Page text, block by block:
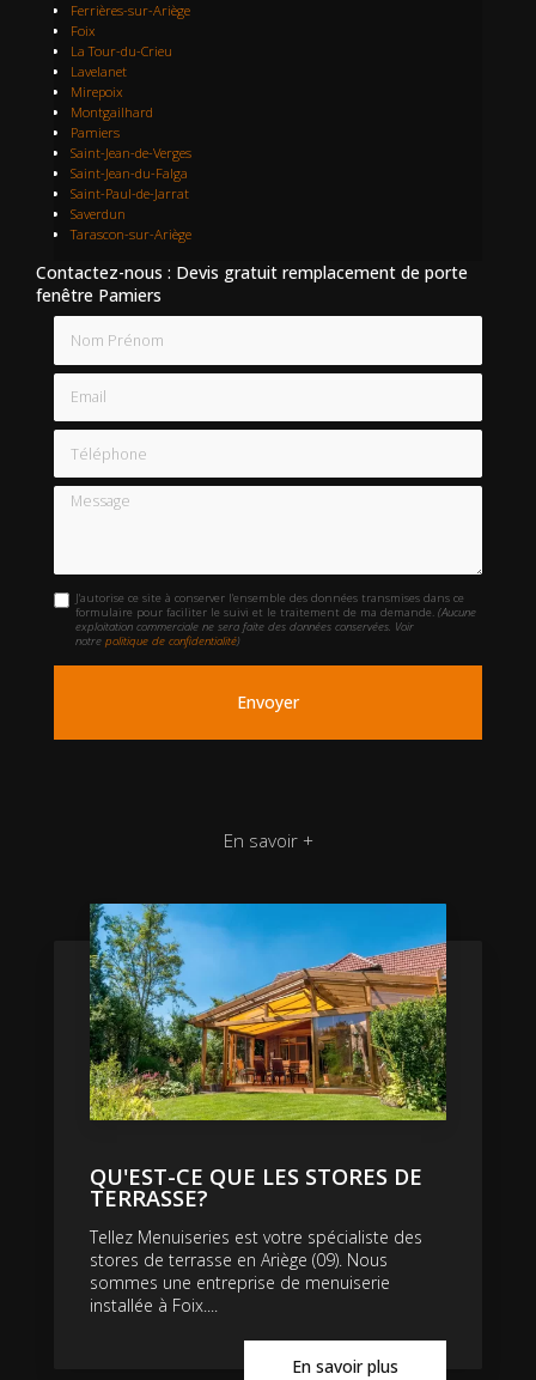
Ferrières-sur-Ariège
Foix
La Tour-du-Crieu
Lavelanet
Mirepoix
Montgailhard
Pamiers
Saint-Jean-de-Verges
Saint-Jean-du-Falga
Saint-Paul-de-Jarrat
Saverdun
Tarascon-sur-Ariège
Contactez-nous : Devis gratuit remplacement de porte
fenêtre Pamiers
Email
Téléphone
Message
J'autorise ce site à conserver l'ensemble des données transmises dans ce
formulaire pour faciliter le suivi et le traitement de ma demande.(Aucune
exploitation commerciale ne sera faite des données conservées. Voir
notrepolitique de confidentialité)
En savoir +
QU'EST-CE QUE LES STORES DE
TERRASSE?
Tellez Menuiseries est votre spécialiste des
stores de terrasse en Ariège (09). Nous
sommes une entreprise de menuiserie
installée à Foix....
En savoir plus